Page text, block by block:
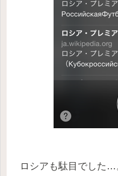
ロシアも駄目でした…